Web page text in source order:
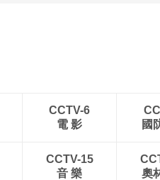
CCTV-6
電 影
國
CCTV-15
音 樂
奧